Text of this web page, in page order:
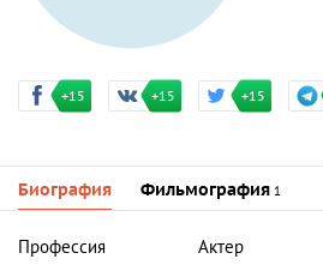
+15 +15 +15
Биография Фильмография 1
Профессия
Актер